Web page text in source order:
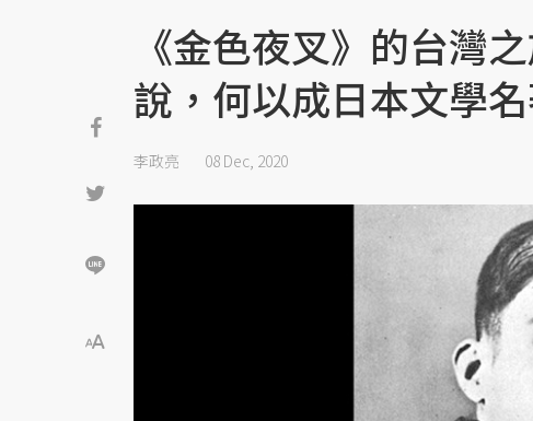
《金色夜叉》的台灣
說，何以成日本文學名
李政亮 08 Dec, 2020